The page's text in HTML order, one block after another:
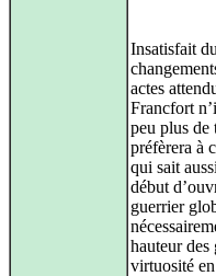
Insatisfait
actes
Francfort
peu plus de
préfèrera à
qui sait
début
guerrier
hauteur des
virtuosité